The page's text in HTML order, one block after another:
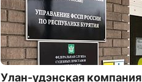
Улан-удэнская компания